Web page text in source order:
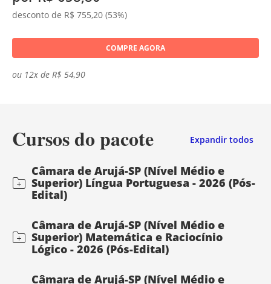
desconto de R$ 755,20 (53%)
COMPRE AGORA
ou 12x de R$ 54,90
Cursos do pacote Expandir todos
Câmara de Arujá-SP (Nível Médio e
Superior) Língua Portuguesa - 2026 (Pós-
Edital)
Câmara de Arujá-SP (Nível Médio e
Superior) Matemática e Raciocínio
Lógico - 2026 (Pós-Edital)
Câmara de Arujá-SP (Nível Médio e